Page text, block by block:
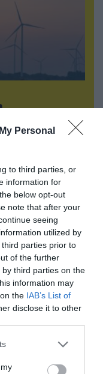
Personal
to third parties, or
information for
below opt-out
note that after your
seeing
utilized by
parties prior to
of the further
third parties on the
information may
the IAB’s List of
disclose it to other
or more Google
You may click to